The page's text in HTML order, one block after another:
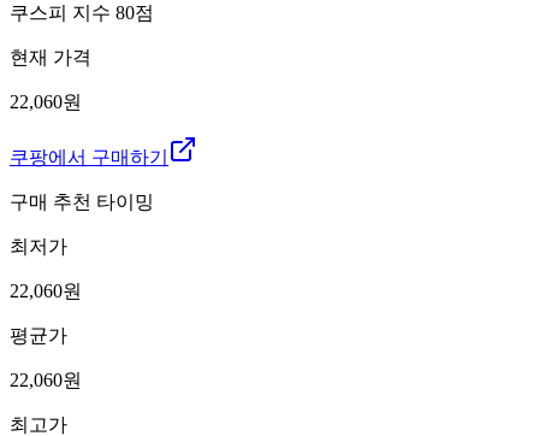
쿠스피 지수 80점
현재 가격
22,060원
쿠팡에서 구매하기
구매 추천 타이밍
최저가
22,060원
평균가
22,060원
최고가